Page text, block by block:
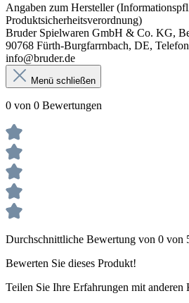
Angaben zum Hersteller
Produktsicherheitsverordnung)
Bruder Spielwaren GmbH & Co. KG,
90768 Fürth-Burgfarrnbach, DE,
info@bruder.de
Menü schließen
0 von 0 Bewertungen
Durchschnittliche Bewertung von 0 von
Bewerten Sie dieses Produkt!
Teilen Sie Ihre Erfahrungen mit anderen